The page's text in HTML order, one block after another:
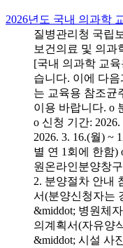
2026년도 국내 의과학
질병관리청 국립
보건의료 및 의과
[국내 의과학 교
습니다. 이에 다
는 교육용 참조균
이용 바랍니다. o
o 신청 기간:
2026. 3. 16.(월) ~
별 연 1회에 한함)
원온라인분양창
2. 분양절차 안내
서(분양신청자는
&middot; 병원체
의계획서(자유양
&middot; 시설 사